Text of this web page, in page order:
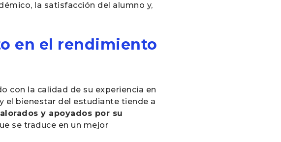
la satisfacción del alumno y,
en el rendimiento
con la calidad de su experiencia en
el bienestar del estudiante tiende a
y apoyados por su
se traduce en un mejor